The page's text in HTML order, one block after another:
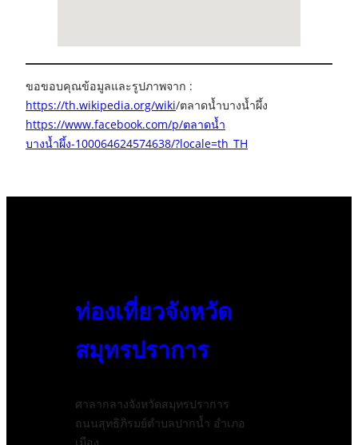
ขอขอบคุณข้อมูลและรูปภาพจาก :
https://th.wikipedia.org/wiki/ตลาดน้ำบางน้ำผึ้ง
https://www.facebook.com/p/ตลาดน้ำ
บางน้ำผึ้ง-100064624574638/?locale=th_TH
ท่องเที่ยวจังหวัด
สมุทรปราการ
ศาลากลางจังหวัดสมุทรปราการ
ถนนสุทธิภิรมย์ตำบลปากน้ำ อำเภอ